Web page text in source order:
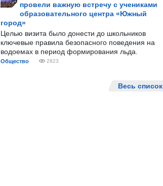
провели важную встречу с учениками
образовательного центра «Южный
город»
Целью визита было донести до школьников
ключевые правила безопасного поведения на
водоемах в период формирования льда.
Общество 2823
Весь список